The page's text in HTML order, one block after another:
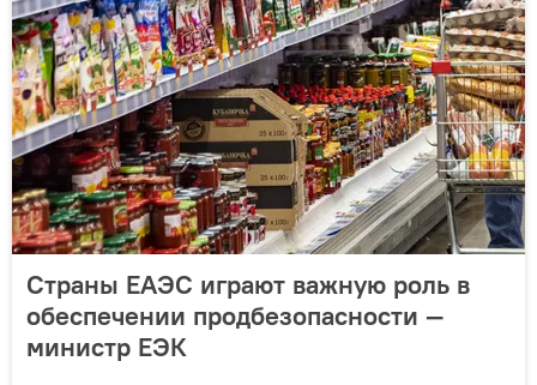
Страны ЕАЭС играют важную роль в
обеспечении продбезопасности —
министр ЕЭК